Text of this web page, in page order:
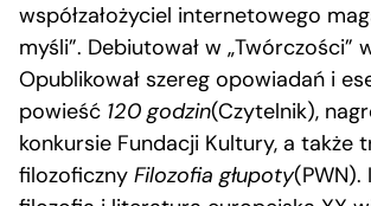
współzałożyciel internetowego
myśli”. Debiutował w „Twórczości”
Opublikował szereg opowiadań i
powieść 120 godzin(Czytelnik),
konkursie Fundacji Kultury, a także
filozoficzny Filozofia głupoty(PWN).